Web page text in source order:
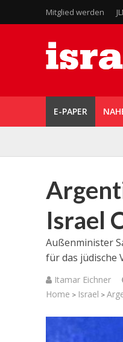
Mitglied werden
E-PAPER
Israel
Außenminister
für das jüdische
Itamar Eichner
Home > Israel >